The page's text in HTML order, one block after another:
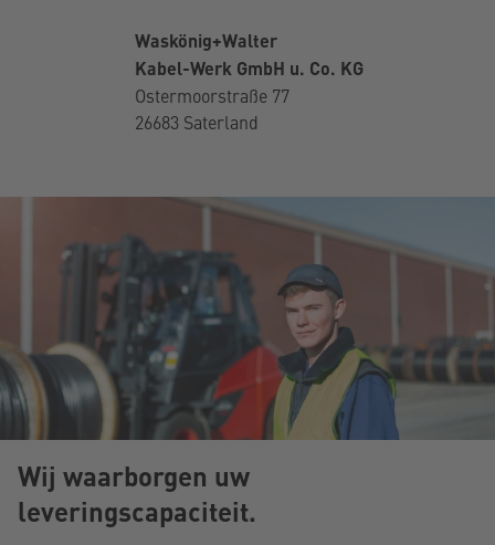
Waskönig+Walter
Kabel-Werk GmbH u. Co. KG
Ostermoorstraße 77
26683 Saterland
Wij waarborgen uw
leveringscapaciteit.